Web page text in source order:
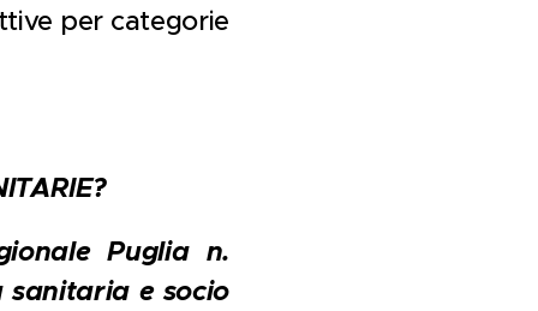
per categorie
Puglia n.
e socio